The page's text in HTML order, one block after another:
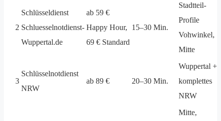
2
Schlüsseldienst
Schluesselnotdienst-
Wuppertal.de
ab 59 €
Happy Hour,
69 € Standard
15–30 Min.
Stadtteil-
Profile
Vohwinkel,
Mitte
3
Schlüsselnotdienst
NRW
ab 89 € 20–30 Min.
Wuppertal +
komplettes
NRW
Mitte,